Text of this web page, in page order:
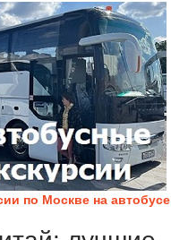
по Москве на автобусе